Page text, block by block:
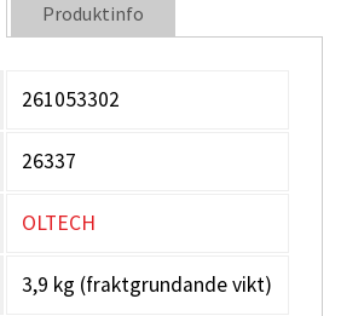
Produktinfo
261053302
26337
OLTECH
3,9 kg (fraktgrundande vikt)